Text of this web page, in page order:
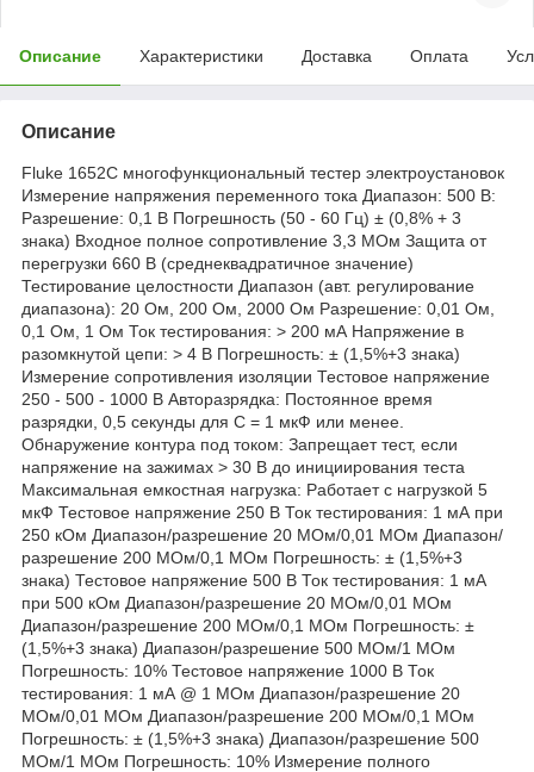
Описание Характеристики Доставка Оплата
Описание
Fluke 1652C многофункциональный тестер электроустановок
Измерение напряжения переменного тока Диапазон: 500 В:
Разрешение: 0,1 В Погрешность (50 - 60 Гц) ± (0,8% + 3
знака) Входное полное сопротивление 3,3 MОм Защита от
перегрузки 660 В (среднеквадратичное значение)
Тестирование целостности Диапазон (авт. регулирование
диапазона): 20 Ом, 200 Ом, 2000 Ом Разрешение: 0,01 Ом,
0,1 Ом, 1 Ом Ток тестирования: > 200 мА Напряжение в
разомкнутой цепи: > 4 В Погрешность: ± (1,5%+3 знака)
Измерение сопротивления изоляции Тестовое напряжение
250 - 500 - 1000 В Авторазрядка: Постоянное время
разрядки, 0,5 секунды для C = 1 мкФ или менее.
Обнаружение контура под током: Запрещает тест, если
напряжение на зажимах > 30 В до инициирования теста
Максимальная емкостная нагрузка: Работает с нагрузкой 5
мкФ Тестовое напряжение 250 В Ток тестирования: 1 мА при
250 кОм Диапазон/разрешение 20 MОм/0,01 MОм Диапазон/
разрешение 200 MОм/0,1 MОм Погрешность: ± (1,5%+3
знака) Тестовое напряжение 500 В Ток тестирования: 1 мА
при 500 кОм Диапазон/разрешение 20 MОм/0,01 MОм
Диапазон/разрешение 200 MОм/0,1 MОм Погрешность: ±
(1,5%+3 знака) Диапазон/разрешение 500 MОм/1 MОм
Погрешность: 10% Тестовое напряжение 1000 В Ток
тестирования: 1 мА @ 1 MОм Диапазон/разрешение 20
MОм/0,01 MОм Диапазон/разрешение 200 MОм/0,1 MОм
Погрешность: ± (1,5%+3 знака) Диапазон/разрешение 500
MОм/1 MОм Погрешность: 10% Измерение полного